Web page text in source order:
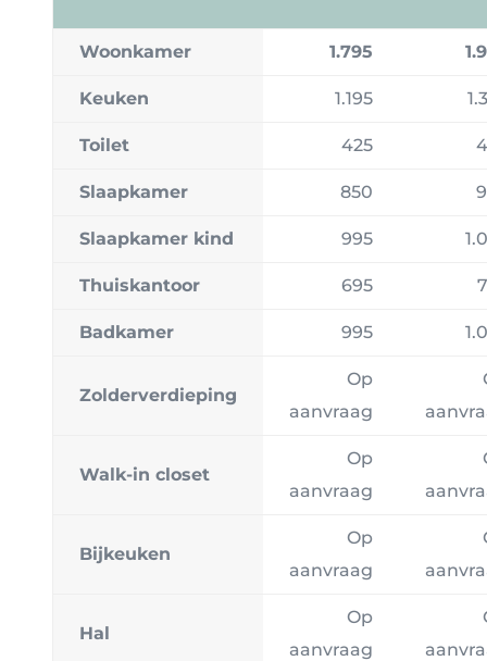
Woonkamer 1.795
Keuken 1.195
Toilet 425
Slaapkamer 850
Slaapkamer kind 995
Thuiskantoor 695
Badkamer 995
Zolderverdieping
Op
aanvraag
Walk-in closet
Op
aanvraag
Bijkeuken
Op
aanvraag
Hal
Op
aanvraag